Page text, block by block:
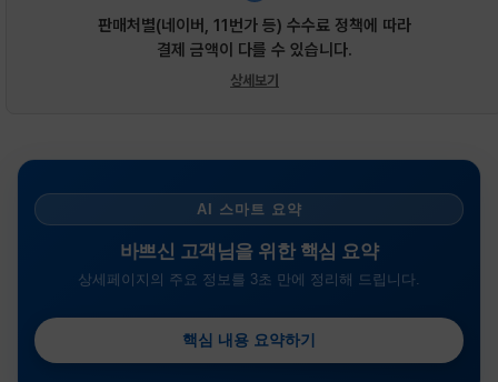
판매처별(네이버, 11번가 등) 수수료 정책에 따라
결제 금액이 다를 수 있습니다.
상세보기
AI 스마트 요약
바쁘신 고객님을 위한 핵심 요약
상세페이지의 주요 정보를 3초 만에 정리해 드립니다.
핵심 내용 요약하기